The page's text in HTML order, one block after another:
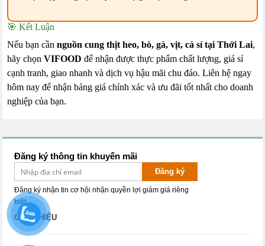
🎯 Kết Luận
Nếu bạn cầnnguồn cung thịt heo, bò, gà, vịt, cá sỉ tại Thới Lai,
hãy chọnVIFOOD để nhận được thực phẩm chất lượng, giá sỉ
cạnh tranh, giao nhanh và dịch vụ hậu mãi chu đáo. Liên hệ ngay
hôm nay để nhận bảng giá chính xác và ưu đãi tốt nhất cho doanh
nghiệp của bạn.
Đăng ký thông tin khuyến mãi
Đăng ký
Đăng ký nhận tin cơ hội nhận quyền lợi giảm giá riêng
biệt.
GIỚI THIỆU